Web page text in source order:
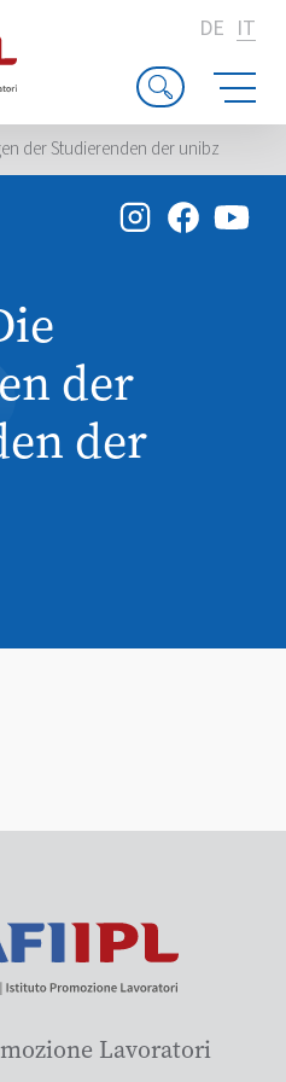
DE IT
der Studierenden der unibz
der
der
Lavoratori